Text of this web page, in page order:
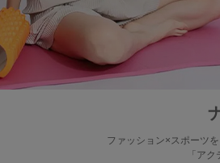
ファッション×スポーツ
「ア